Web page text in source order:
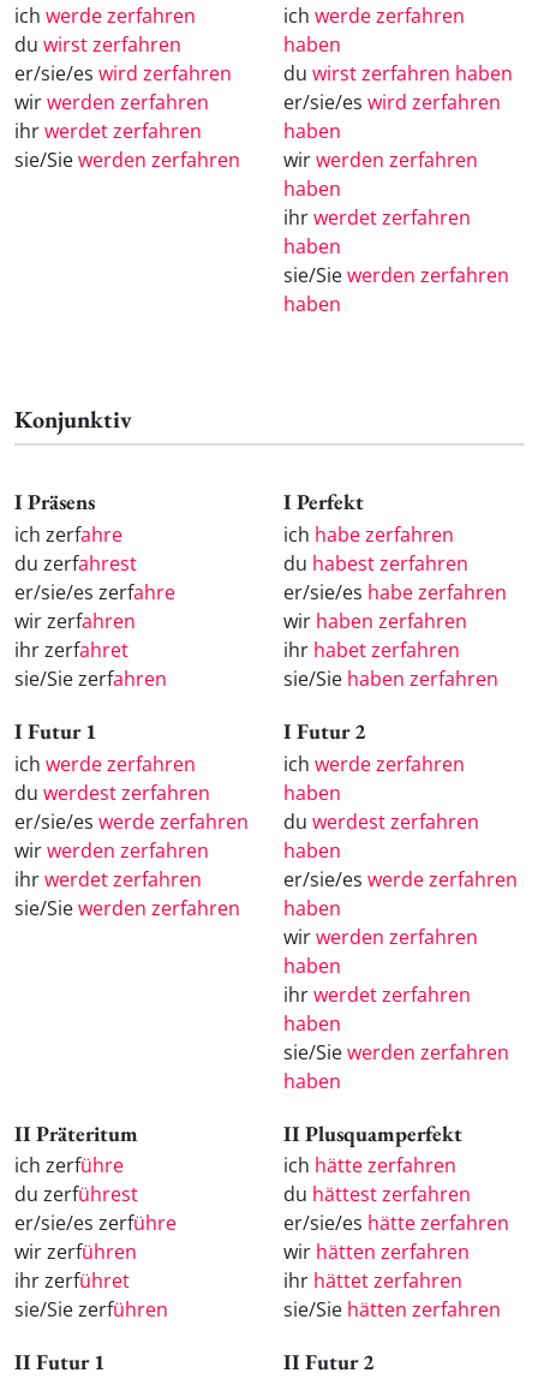
ich werde zerfahren
du wirst zerfahren
er/sie/es wird zerfahren
wirwerden zerfahren
ihrwerdet zerfahren
sie/Siewerden zerfahren
ich werde zerfahren
haben
du wirst zerfahren haben
er/sie/es wird zerfahren
haben
wirwerden zerfahren
haben
ihrwerdet zerfahren
haben
sie/Siewerden zerfahren
haben
Konjunktiv
I Präsens
ich zerfahre
du zerfahrest
er/sie/es zerfahre
wir zerfahren
ihr zerfahret
sie/Sie zerfahren
I Perfekt
ich habe zerfahren
du habest zerfahren
er/sie/es habe zerfahren
wir haben zerfahren
ihr habet zerfahren
sie/Sie haben zerfahren
I Futur 1
ich werde zerfahren
du werdest zerfahren
er/sie/es werde zerfahren
wirwerden zerfahren
ihrwerdet zerfahren
sie/Siewerden zerfahren
I Futur 2
ich werde zerfahren
haben
du werdest zerfahren
haben
er/sie/es werde zerfahren
haben
wirwerden zerfahren
haben
ihrwerdet zerfahren
haben
sie/Siewerden zerfahren
haben
II Präteritum
ich zerführe
du zerführest
er/sie/es zerführe
wir zerführen
ihr zerführet
sie/Sie zerführen
II Plusquamperfekt
ich hätte zerfahren
du hättest zerfahren
er/sie/es hätte zerfahren
wir hätten zerfahren
ihr hättet zerfahren
sie/Sie hätten zerfahren
II Futur 1 II Futur 2